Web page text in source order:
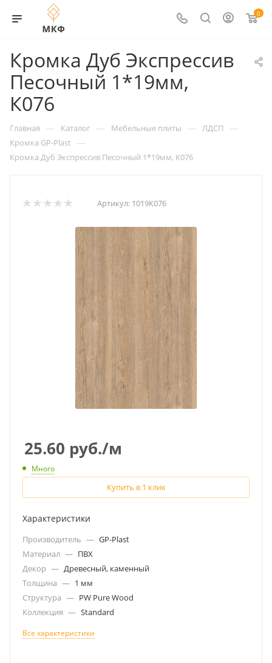
0
Кромка Дуб Экспрессив
Песочный 1*19мм,
К076
Главная — Каталог — Мебельные плиты — ЛДСП —
Кромка GP-Plast —
Кромка Дуб Экспрессив Песочный 1*19мм, К076
Артикул: 1019К076
25.60 руб./м
Много
Купить в 1 клик
Характеристики
Производитель — GP-Plast
Материал — ПВХ
Декор — Древесный, каменный
Толщина — 1 мм
Структура — PW Pure Wood
Коллекция — Standard
Все характеристики